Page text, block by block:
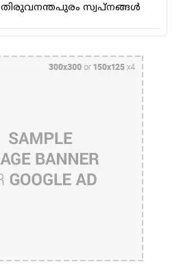
തിരുവനന്തപുരം സ്വപ്നങ്ങള്‍